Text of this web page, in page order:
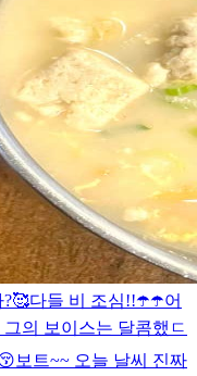
다들 비 조심!!☂️☂️어
그의 보이스는 달콤했ㄷ
보트~~ 오늘 날씨 진짜